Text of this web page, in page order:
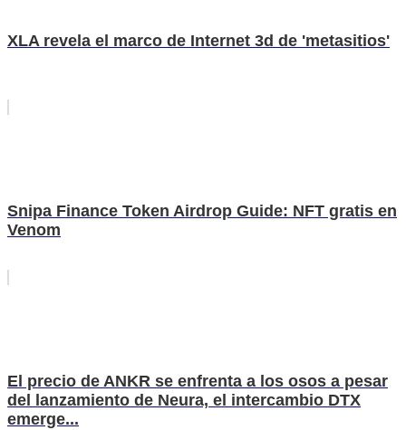
XLA revela el marco de Internet 3d de 'metasitios'
Snipa Finance Token Airdrop Guide: NFT gratis en
Venom
El precio de ANKR se enfrenta a los osos a pesar
del lanzamiento de Neura, el intercambio DTX
emerge...